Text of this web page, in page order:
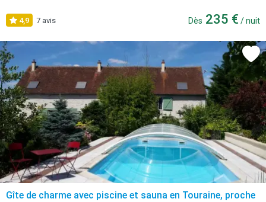
4,9 7 avis Dès 235 € / nuit
Gîte de charme avec piscine et sauna en Touraine, proche